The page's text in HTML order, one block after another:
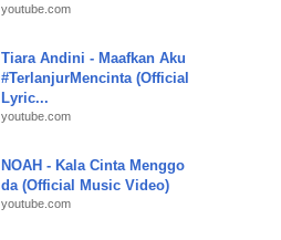
youtube.com
Tiara Andini - Maafkan Aku
#TerlanjurMencinta (Official
Lyric...
youtube.com
NOAH - Kala Cinta Menggo
da (Official Music Video)
youtube.com